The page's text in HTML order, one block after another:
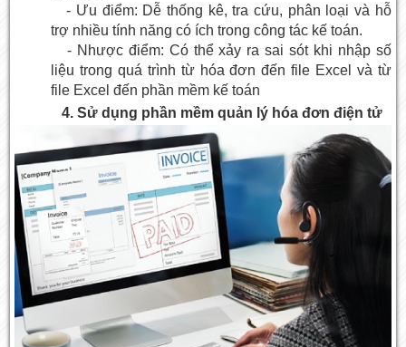
- Ưu điểm: Dễ thống kê, tra cứu, phân loại và hỗ
trợ nhiều tính năng có ích trong công tác kế toán.
- Nhược điểm: Có thể xảy ra sai sót khi nhập số
liệu trong quá trình từ hóa đơn đến file Excel và từ
file Excel đến phần mềm kế toán
4. Sử dụng phần mềm quản lý hóa đơn điện tử